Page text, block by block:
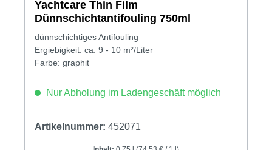
Yachtcare Thin Film
Dünnschichtantifouling 750ml
dünnschichtiges Antifouling
Ergiebigkeit: ca. 9 - 10 m²/Liter
Farbe: graphit
Nur Abholung im Ladengeschäft möglich
Artikelnummer: 452071